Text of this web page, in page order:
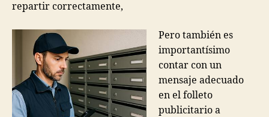
repartir correctamente,
Pero también es
importantísimo
contar con un
mensaje adecuado
en el folleto
publicitario a